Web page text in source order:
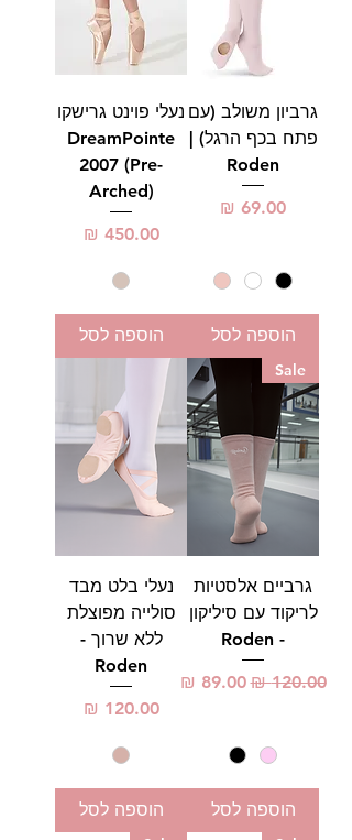
גרביון משולב (עם
פתח בכף הרגל) |
Roden
מחיר
הוספה לסל
נעלי פוינט גרישקו
DreamPointe
2007 (Pre-
Arched)
מחיר‏450.00 ‏₪
הוספה לסל
Sale
גרביים אלסטיות
לריקוד עם סיליקון
- Roden
מחיר רגיל‏120.00 ‏₪ מחיר מבצע‏89.00 ‏₪
הוספה לסל
נעלי בלט מבד
סולייה מפוצלת
ללא שרוך -
Roden
מחיר‏120.00 ‏₪
הוספה לסל